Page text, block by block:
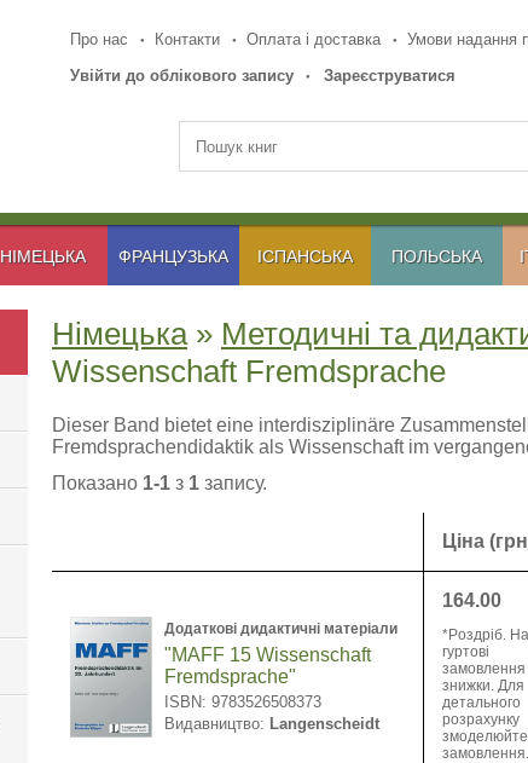
Про нас Контакти Оплата і доставка Умови надання
Увійти до облікового запису
Зареєструватися
НІМЕЦЬКА ФРАНЦУЗЬКА ІСПАНСЬКА ПОЛЬСЬКА
Німецька» Методичні та
Wissenschaft Fremdsprache
Dieser Band bietet eine interdisziplinäre
Fremdsprachendidaktik als Wissenschaft im
Показано 1-1 з 1 запису.
Ціна
Додаткові дидактичні матеріали
"MAFF 15 Wissenschaft
Fremdsprache"
ISBN: 9783526508373
Видавництво: Langenscheidt
164.00
*​Pоздріб. На
гуртові
замовлення
знижки. Для
детального
розрахунку
змоделюйте
замовлення.